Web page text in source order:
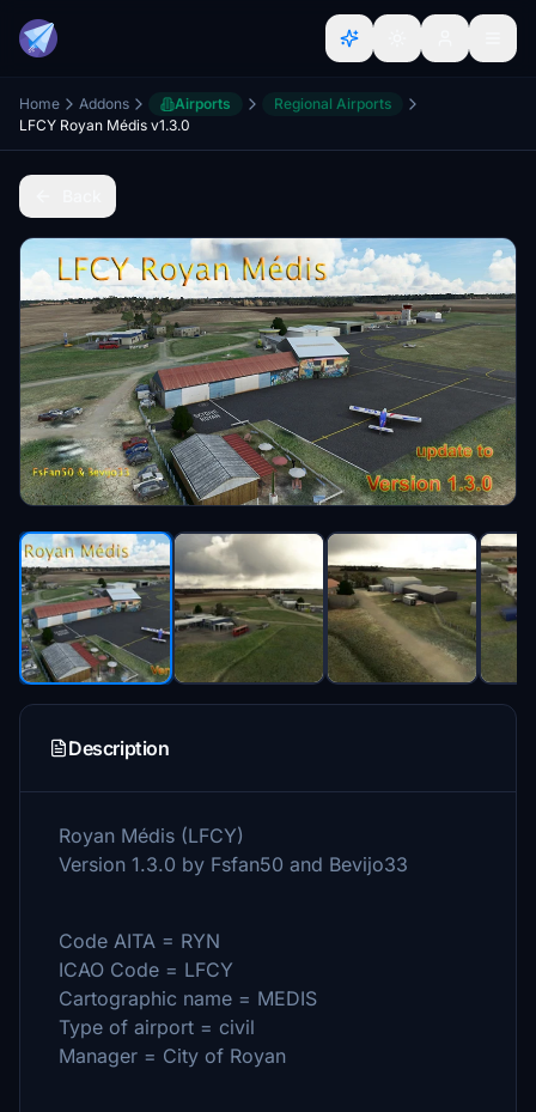
Home Addons Airports
Regional Airports
LFCY Royan Médis v1.3.0
Description
Royan Médis (LFCY)
Version 1.3.0 by Fsfan50 and Bevijo33
Code AITA = RYN
ICAO Code = LFCY
Cartographic name = MEDIS
Type of airport = civil
Manager = City of Royan